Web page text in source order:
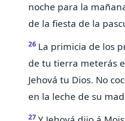
noche para la
de la fiesta de la
26 La primicia de los
de tu tierra meterás
Jehová tu Dios. No
en la leche de su
27